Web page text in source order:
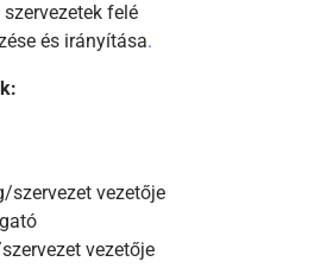
felé
és irányítása.
szervezet vezetője
vezetője